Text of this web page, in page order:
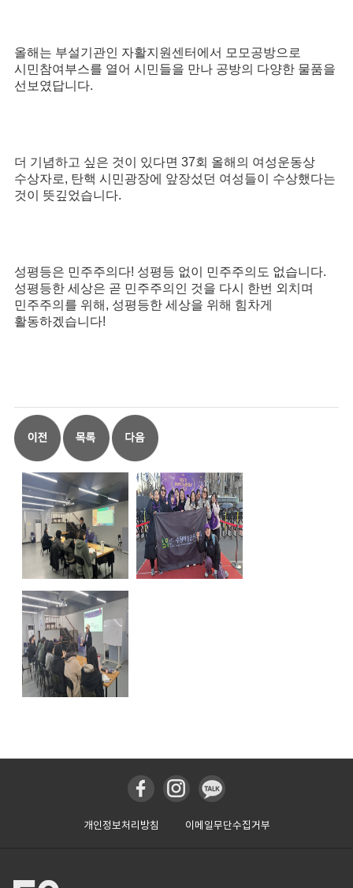
올해는 부설기관인 자활지원센터에서 모모공방으로
시민참여부스를 열어 시민들을 만나 공방의 다양한 물품을
선보였답니다.
더 기념하고 싶은 것이 있다면 37회 올해의 여성운동상
수상자로, 탄핵 시민광장에 앞장섰던 여성들이 수상했다는
것이 뜻깊었습니다.
성평등은 민주주의다! 성평등 없이 민주주의도 없습니다.
성평등한 세상은 곧 민주주의인 것을 다시 한번 외치며
민주주의를 위해 , 성평등한 세상을 위해 힘차게
활동하겠습니다!
개인정보처리방침 이메일무단수집거부